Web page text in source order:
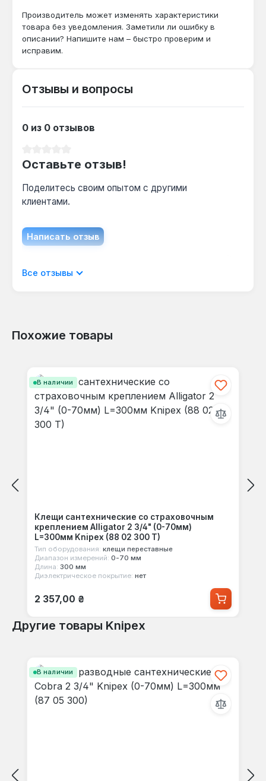
Да — зубцы губок с твёрдостью 61 HRC и
регулировка 0-70 мм позволяют захватывать
пластиковые трубы без повреждений при
правильном усилии.
Чем отличается от обычных переставных
Механизм быстрой регулировки нажатием
скорость перенастройки без вращения винта.
Производитель может изменять характеристики
товара без уведомления. Заметили ли ошибку в
описании? Напишите нам – быстро проверим и
исправим.
Отзывы и вопросы
0 из 0 отзывов
Оставьте отзыв!
Поделитесь своим опытом с другими
клиентами.
Написать отзыв
Отображать отзывы только на текущем
Все отзывы
Похожие товары
В наличии
Клещи сантехнические со страховочным
креплением Alligator 2 3/4" (0-70мм)
L=300мм Knipex (88 02 300 T)
Тип оборудования: клещи переставные
Диапазон измерений: 0-70 мм
Длина: 300 мм
Диэлектрическое покрытие: нет
Обычная цена:
2 357,00 ₴
Другие товары Knipex
В наличии